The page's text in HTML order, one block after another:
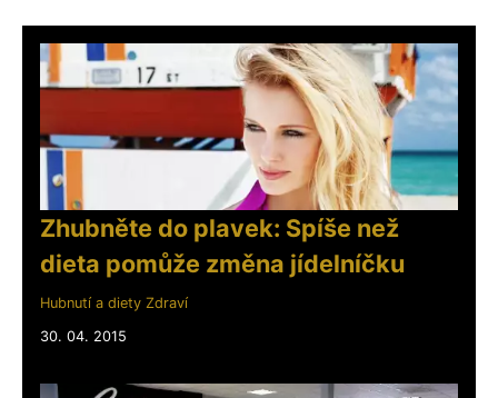
Zhubněte do plavek: Spíše než
dieta pomůže změna jídelníčku
Hubnutí a diety Zdraví
30. 04. 2015